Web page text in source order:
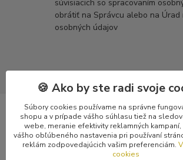
súvisiacich so spracovaním
obrátiť na Správcu alebo na Úrad
osobných údajov
Novinky z nášho
🍪 Ako by ste radi svoje
Súbory cookies používame na správne
shopu a v prípade vášho súhlasu tiež na
webe, meranie efektivity reklamných
vášho obľúbeného nastavenia pri používaní
reklám zodpovedajúcich vašim preferenciám.
cookies